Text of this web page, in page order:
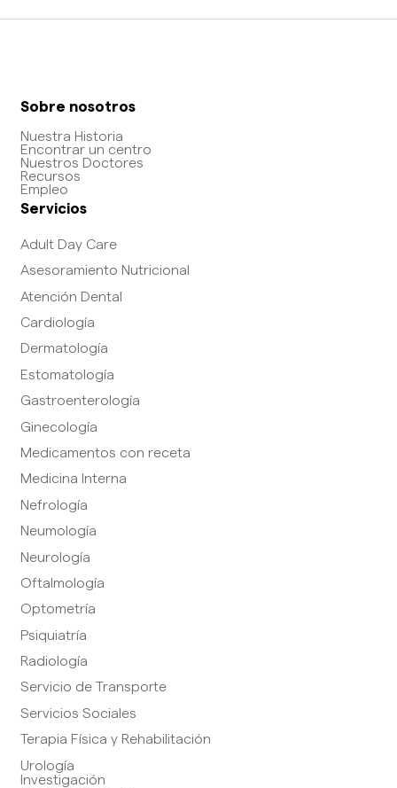
Sobre nosotros
Nuestra Historia
Encontrar un centro
Nuestros Doctores
Recursos
Empleo
Servicios
Adult Day Care
Asesoramiento Nutricional
Atención Dental
Cardiología
Dermatología
Estomatología
Gastroenterología
Ginecología
Medicamentos con receta
Medicina Interna
Nefrología
Neumología
Neurología
Oftalmología
Optometría
Psiquiatría
Radiología
Servicio de Transporte
Servicios Sociales
Terapia Física y Rehabilitación
Urología
Investigación